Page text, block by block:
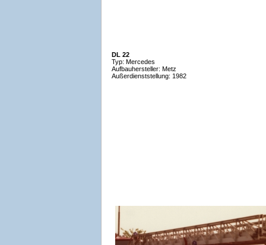
DL 22
Typ: Mercedes
Aufbauhersteller: Metz
Außerdienststellung: 1982